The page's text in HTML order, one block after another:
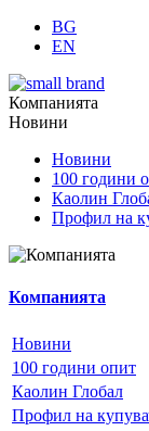
BG
EN
Компанията
Новини
Новини
100 години
Каолин
Профил на
Компанията
Новини
100 години опит
Каолин Глобал
Профил на